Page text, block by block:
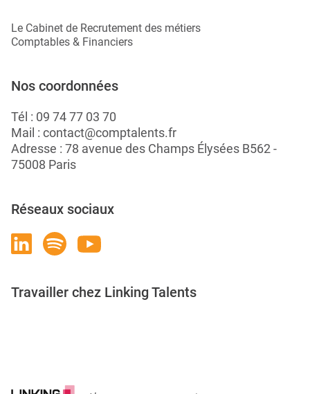
Le Cabinet de Recrutement des métiers
Comptables & Financiers
Nos coordonnées
Tél : 09 74 77 03 70
Mail : contact@comptalents.fr
Adresse : 78 avenue des Champs Élysées B562 -
75008 Paris
Réseaux sociaux
Travailler chez Linking Talents